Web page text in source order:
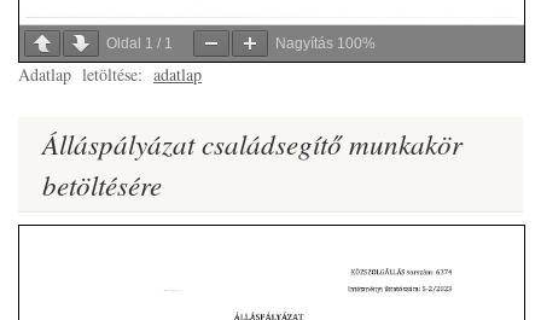
Oldal 1 / 1 Nagyítás 100%
Adatlap letöltése: adatlap
Álláspályázat családsegítő munkakör
betöltésére